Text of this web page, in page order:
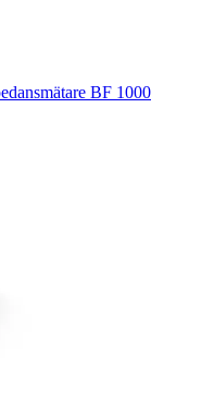
BF 1000